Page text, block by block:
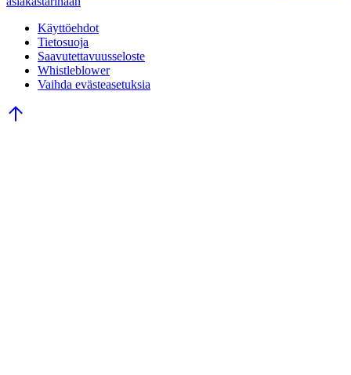
Käyttöehdot
Tietosuoja
Saavutettavuusseloste
Whistleblower
Vaihda evästeasetuksia